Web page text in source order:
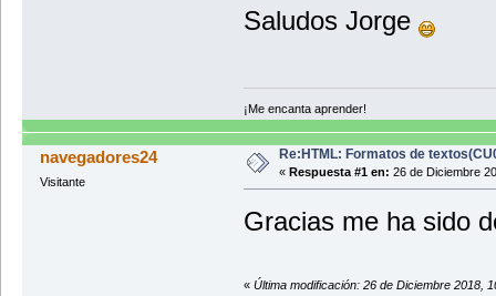
Saludos Jorge
¡Me encanta aprender!
navegadores24
Visitante
Re:HTML: Formatos de
« Respuesta #1 en: 26 de Diciembre
Gracias me ha sido
« Última modificación: 26 de Diciembre 2018,